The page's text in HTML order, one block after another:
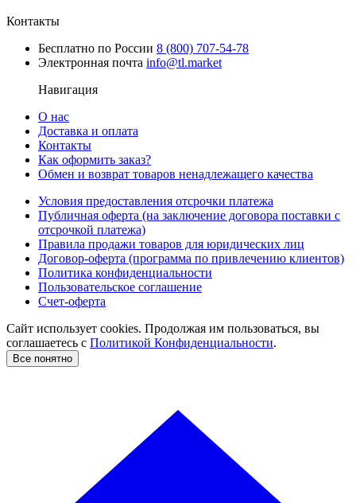
Контакты
Бесплатно по России 8 (800) 707-54-78
Электронная почта info@tl.market
Навигация
О нас
Доставка и оплата
Контакты
Как оформить заказ?
Обмен и возврат товаров ненадлежащего качества
Условия предоставления отсрочки платежа
Публичная оферта (на заключение договора поставки с
отсрочкой платежа)
Правила продажи товаров для юридических лиц
Договор-оферта (программа по привлечению клиентов)
Политика конфиденциальности
Пользовательское соглашение
Счет-оферта
Сайт использует cookies. Продолжая им пользоваться, вы
соглашаетесь c Политикой Конфиденциальности.
Все понятно